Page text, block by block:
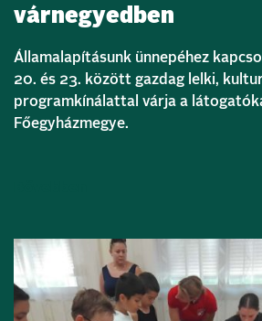
várnegyedben
Államalapításunk ünnepéhez
20. és 23. között gazdag lelki,
programkínálattal várja a
Főegyházmegye.